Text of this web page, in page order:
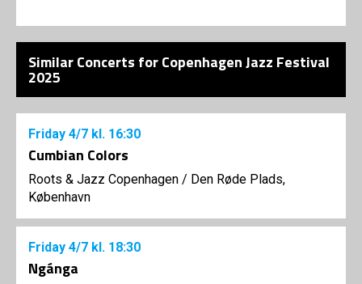
Similar Concerts for Copenhagen Jazz Festival
2025
Friday 4/7 kl. 16:30
Cumbian Colors
Roots & Jazz Copenhagen / Den Røde Plads,
København
Friday 4/7 kl. 18:30
Ngánga